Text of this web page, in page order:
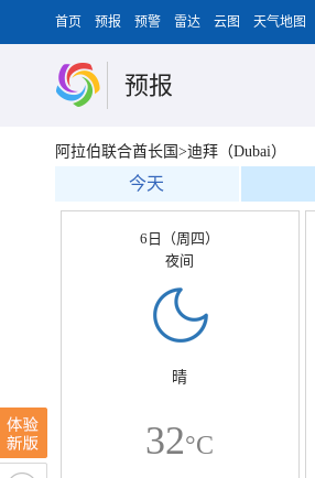
首页 预报 预警 雷达 云图 天气地图
预报
阿拉伯联合酋长国>迪拜（Dubai）
今天
6日（周四）
夜间
晴
32°C